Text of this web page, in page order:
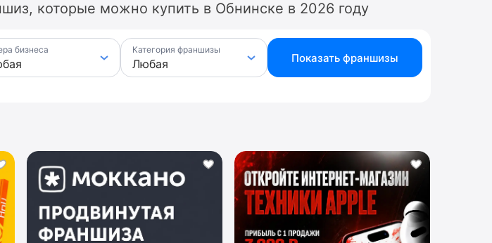
которые можно купить в Обнинске в 2026 году
бизнеса Категория франшизы
Показать франшизы